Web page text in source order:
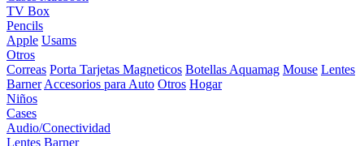
TV Box
Pencils
Apple Usams
Otros
Correas Porta Tarjetas Magneticos Botellas Aquamag Mouse Lentes
Barner Accesorios para Auto Otros Hogar
Niños
Cases
Audio/Conectividad
Lentes Barner